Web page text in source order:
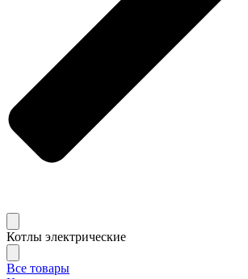
Котлы электрические
Все товары